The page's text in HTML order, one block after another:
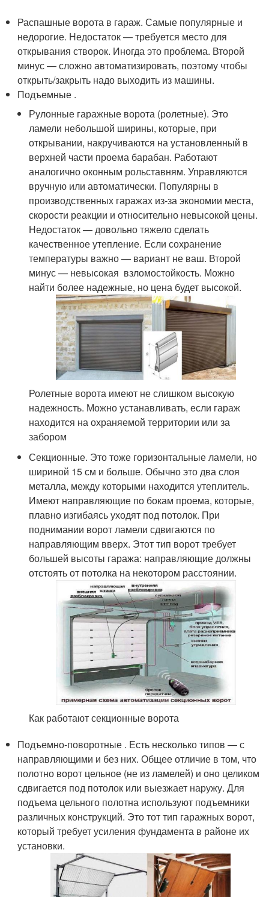
Распашные ворота в гараж. Самые популярные и
недорогие. Недостаток — требуется место для
открывания створок. Иногда это проблема. Второй
минус — сложно автоматизировать, поэтому чтобы
открыть/закрыть надо выходить из машины.
Подъемные .
Рулонные гаражные ворота (ролетные). Это
ламели небольшой ширины, которые, при
открывании, накручиваются на установленный в
верхней части проема барабан. Работают
аналогично оконным рольставням. Управляются
вручную или автоматически. Популярны в
производственных гаражах из-за экономии места,
скорости реакции и относительно невысокой цены.
Недостаток — довольно тяжело сделать
качественное утепление. Если сохранение
температуры важно — вариант не ваш. Второй
минус — невысокая взломостойкость. Можно
найти более надежные, но цена будет высокой.
Ролетные ворота имеют не слишком высокую
надежность. Можно устанавливать, если гараж
находится на охраняемой территории или за
забором
Секционные. Это тоже горизонтальные ламели, но
шириной 15 см и больше. Обычно это два слоя
металла, между которыми находится утеплитель.
Имеют направляющие по бокам проема, которые,
плавно изгибаясь уходят под потолок. При
поднимании ворот ламели сдвигаются по
направляющим вверх. Этот тип ворот требует
большей высоты гаража: направляющие должны
отстоять от потолка на некотором расстоянии.
Как работают секционные ворота
Подъемно-поворотные . Есть несколько типов — с
направляющими и без них. Общее отличие в том, что
полотно ворот цельное (не из ламелей) и оно целиком
сдвигается под потолок или выезжает наружу. Для
подъема цельного полотна используют подъемники
различных конструкций. Это тот тип гаражных ворот,
который требует усиления фундамента в районе их
установки.